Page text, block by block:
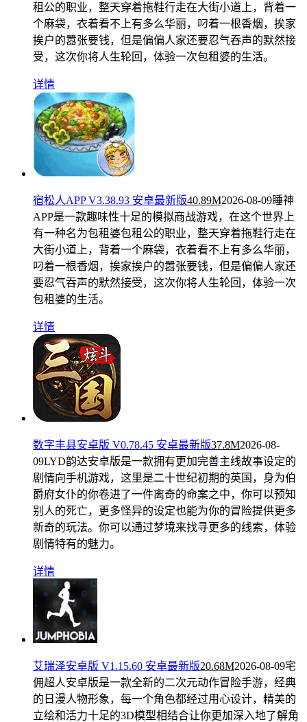
租公的职业，整天穿着拖鞋行走在大街小道上，背着一
个麻袋，衣着看不上有多么华丽，叼着一根香烟，挨家
挨户的嚣张要钱，但是偏偏人家还要忍气吞声的默然接
受，这次你将人生轮回，体验一次包租婆的生活。
详情
宿松人APP V3.38.93 安卓最新版40.89M2026-08-09睡神
APP是一款趣味性十足的模拟商战游戏，在这个世界上
有一种名为包租婆包租公的职业，整天穿着拖鞋行走在
大街小道上，背着一个麻袋，衣着看不上有多么华丽，
叼着一根香烟，挨家挨户的嚣张要钱，但是偏偏人家还
要忍气吞声的默然接受，这次你将人生轮回，体验一次
包租婆的生活。
详情
数字丰县安卓版 V0.78.45 安卓最新版37.8M2026-08-
09LYD韵达安卓版是一款拥有更加完善主线故事设定的
剧情向手机游戏，这里是二十世纪初期的英国，身为伯
爵府女仆的你卷进了一件离奇的命案之中，你可以预知
别人的死亡，更多怪异的设定也能为你的冒险提供更多
新奇的玩法。你可以通过梦境来找寻更多的线索，体验
剧情特有的魅力。
详情
艾瑞泽安卓版 V1.15.60 安卓最新版20.68M2026-08-09宅
佣超人安卓版是一款全新的二次元动作冒险手游，经典
的日漫人物形象，每一个角色都经过用心设计，精美的
立绘和活力十足的3D模型相结合让你更加深入地了解角